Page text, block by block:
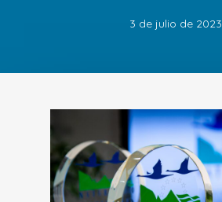
3 de julio de 2023